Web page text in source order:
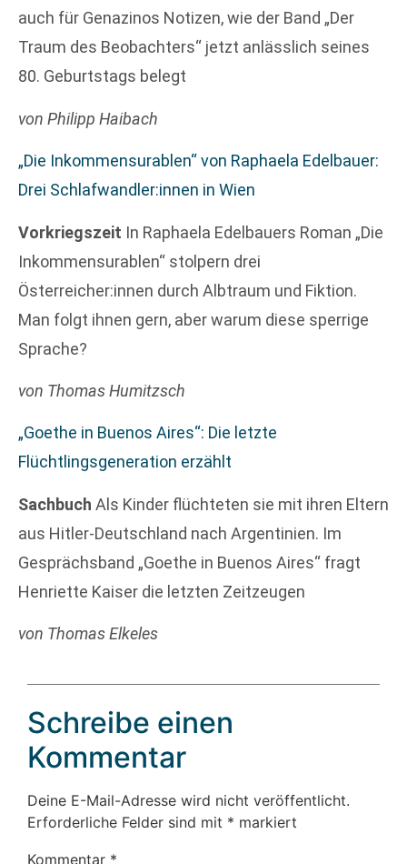
auch für Genazinos Notizen, wie der Band „Der
Traum des Beobachters“ jetzt anlässlich seines
80. Geburtstags belegt
von Philipp Haibach
„Die Inkommensurablen“ von Raphaela Edelbauer:
Drei Schlafwandler:innen in Wien
Vorkriegszeit In Raphaela Edelbauers Roman „Die
Inkommensurablen“ stolpern drei
Österreicher:innen durch Albtraum und Fiktion.
Man folgt ihnen gern, aber warum diese sperrige
Sprache?
von Thomas Humitzsch
„Goethe in Buenos Aires“: Die letzte
Flüchtlingsgeneration erzählt
Sachbuch Als Kinder flüchteten sie mit ihren Eltern
aus Hitler-Deutschland nach Argentinien. Im
Gesprächsband „Goethe in Buenos Aires“ fragt
Henriette Kaiser die letzten Zeitzeugen
von Thomas Elkeles
Schreibe einen
Kommentar
Deine E-Mail-Adresse wird nicht veröffentlicht.
Erforderliche Felder sind mit * markiert
Kommentar *